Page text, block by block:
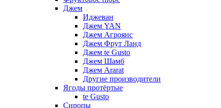
Джем
Иджеван
Джем YAN
Джем Агроянс
Джем Фрут Ланд
Джем te Gusto
Джем Шамб
Джем Ararat
Другие производители
Ягоды протёртые
te Gusto
Сиропы